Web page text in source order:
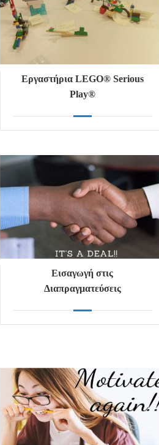
Εργαστήρια LEGO® Serious
Play®
Εισαγωγή στις
Διαπραγματεύσεις